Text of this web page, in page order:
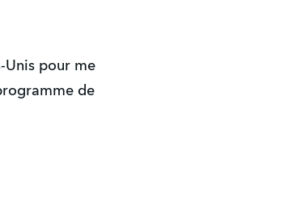
Unis pour me
de